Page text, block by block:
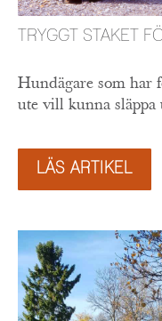
TRYGGT STAKET
Hundägare som har
ute vill kunna släppa
LÄS ARTIKEL